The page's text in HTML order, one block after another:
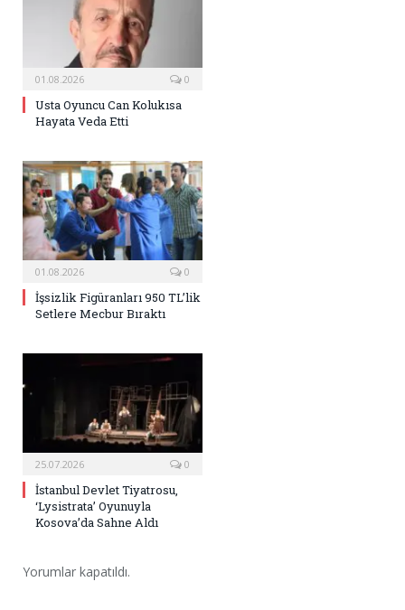
01.08.2026 0
Usta Oyuncu Can Kolukısa
Hayata Veda Etti
01.08.2026 0
İşsizlik Figüranları 950 TL’lik
Setlere Mecbur Bıraktı
25.07.2026 0
İstanbul Devlet Tiyatrosu,
‘Lysistrata’ Oyunuyla
Kosova’da Sahne Aldı
Yorumlar kapatıldı.